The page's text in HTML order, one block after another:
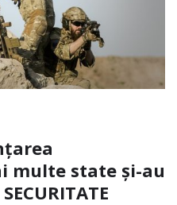
multe state și-au